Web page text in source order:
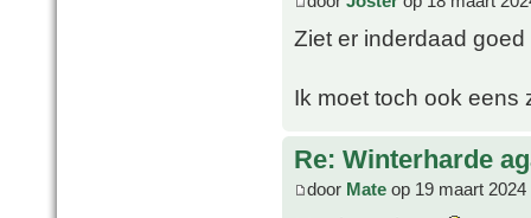
Ziet er inderdaad
Ik moet toch ook eens
Re: Winterharde
door Mate op 19 maart 2024